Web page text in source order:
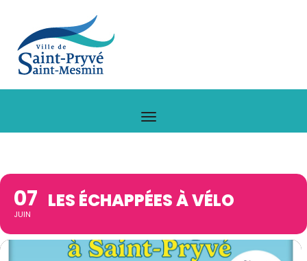
07
JUIN
LES ÉCHAPPÉES À VÉLO